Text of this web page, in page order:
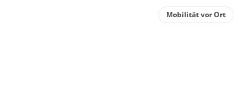
Mobilität vor Ort